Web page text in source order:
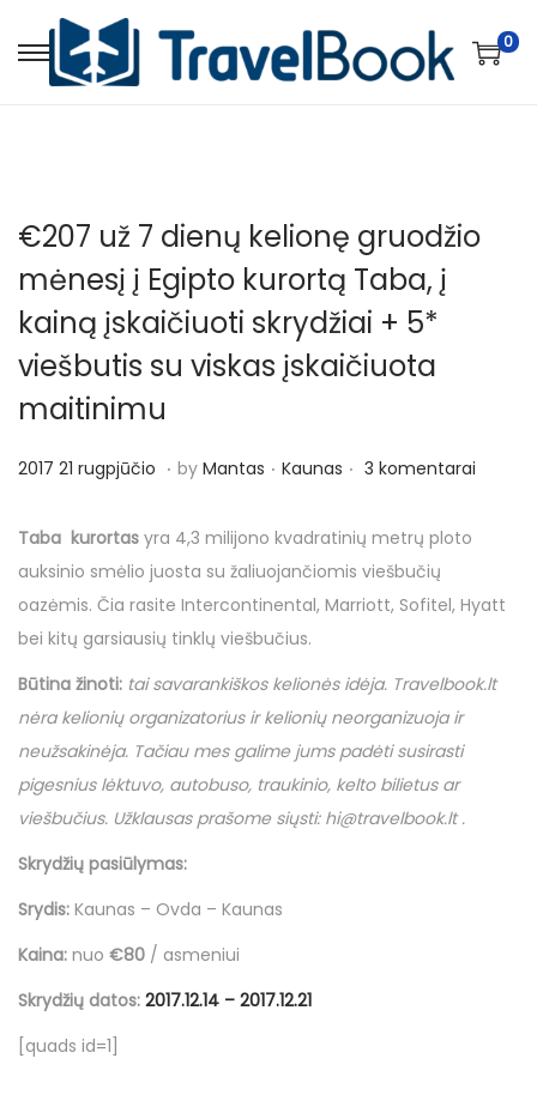
S
o
n
v
i
t
o
n
S
o
c
n
t
t
0
€207 už 7 dienų kelionę gruodžio
mėnesį į Egipto kurortą Taba, į
kainą įskaičiuoti skrydžiai + 5*
viešbutis su viskas įskaičiuota
maitinimu
P
s
t
e
d
2017 21 rugpjūčio 2
1
7
2
1
č
i
. by Mantas . P
s
t
e
d
Kaunas . 3 komentarai
Taba kurortas yra 4,3 milijono kvadratinių metrų ploto
auksinio smėlio juosta su žaliuojančiomis viešbučių
oazėmis. Čia rasite Intercontinental, Marriott, Sofitel, Hyatt
bei kitų garsiausių tinklų viešbučius.
Būtina žinoti: tai savarankiškos kelionės idėja. Travelbook.lt
nėra kelionių organizatorius ir kelionių neorganizuoja ir
neužsakinėja. Tačiau mes galime jums padėti susirasti
pigesnius lėktuvo, autobuso, traukinio, kelto bilietus ar
viešbučius. Užklausas prašome siųsti: hi@travelbook.lt.
Skrydžių pasiūlymas:
Srydis: Kaunas – Ovda – Kaunas
Kaina: nuo €80 / asmeniui
Skrydžių datos: 2017.12.14 – 2017.12.21
[quads id=1]